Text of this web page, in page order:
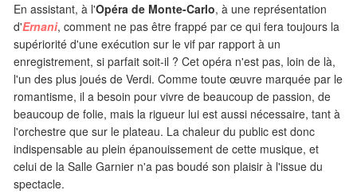
En assistant, à l'Opéra de Monte-Carlo, à une représentation
d'Ernani, comment ne pas être frappé par ce qui fera toujours la
supériorité d'une exécution sur le vif par rapport à un
enregistrement, si parfait soit-il ? Cet opéra n'est pas, loin de là,
l'un des plus joués de Verdi. Comme toute œuvre marquée par le
romantisme, il a besoin pour vivre de beaucoup de passion, de
beaucoup de folie, mais la rigueur lui est aussi nécessaire, tant à
l'orchestre que sur le plateau. La chaleur du public est donc
indispensable au plein épanouissement de cette musique, et
celui de la Salle Garnier n'a pas boudé son plaisir à l'issue du
spectacle.